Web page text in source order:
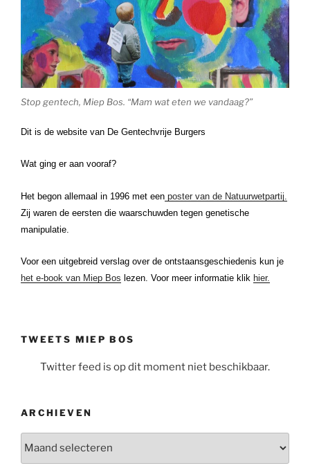
Stop gentech, Miep Bos. “Mam wat eten we vandaag?”
Dit is de website van De Gentechvrije Burgers
Wat ging er aan vooraf?
Het begon allemaal in 1996 met een poster van de Natuurwetpartij.
Zij waren de eersten die waarschuwden tegen genetische
manipulatie.
Voor een uitgebreid verslag over de ontstaansgeschiedenis kun je
het e-book van Miep Bos lezen. Voor meer informatie klik hier.
TWEETS MIEP BOS
Twitter feed is op dit moment niet beschikbaar.
ARCHIEVEN